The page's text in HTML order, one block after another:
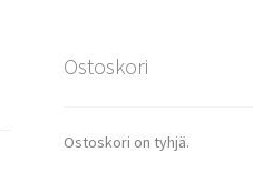
Ostoskori
Ostoskori on tyhjä.